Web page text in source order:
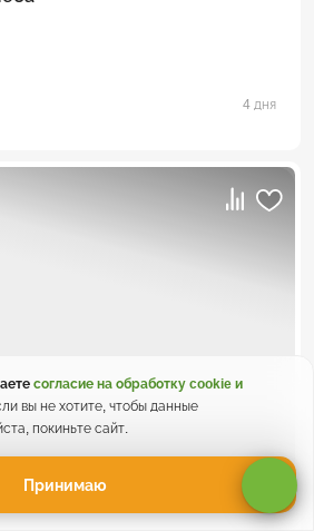
4 дня
согласие на обработку cookie и
вы не хотите, чтобы данные
покиньте сайт.
Принимаю